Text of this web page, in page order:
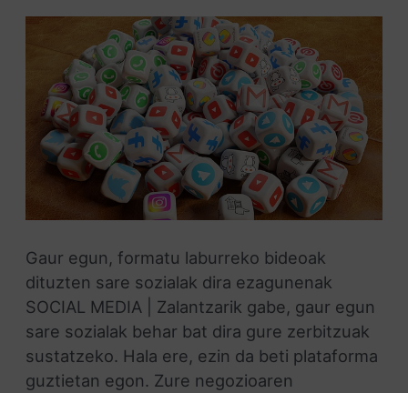
Gaur egun, formatu laburreko bideoak
dituzten sare sozialak dira ezagunenak
SOCIAL MEDIA | Zalantzarik gabe, gaur egun
sare sozialak behar bat dira gure zerbitzuak
sustatzeko. Hala ere, ezin da beti plataforma
guztietan egon. Zure negozioaren